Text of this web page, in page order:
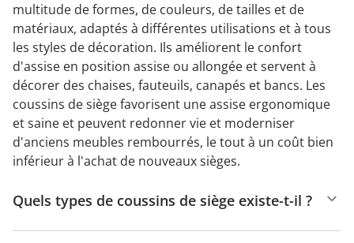
multitude de formes, de couleurs, de tailles et de
matériaux, adaptés à différentes utilisations et à tous
les styles de décoration. Ils améliorent le confort
d'assise en position assise ou allongée et servent à
décorer des chaises, fauteuils, canapés et bancs. Les
coussins de siège favorisent une assise ergonomique
et saine et peuvent redonner vie et moderniser
d'anciens meubles rembourrés, le tout à un coût bien
inférieur à l'achat de nouveaux sièges.
Quels types de coussins de siège existe-t-il ?